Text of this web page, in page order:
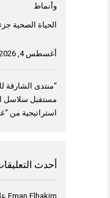
وأنماط
الحياة الصحية
أغسطس 4, 2026
مستقبل سلاسل
استراتيجية من
أحدث
Eman Elhakim